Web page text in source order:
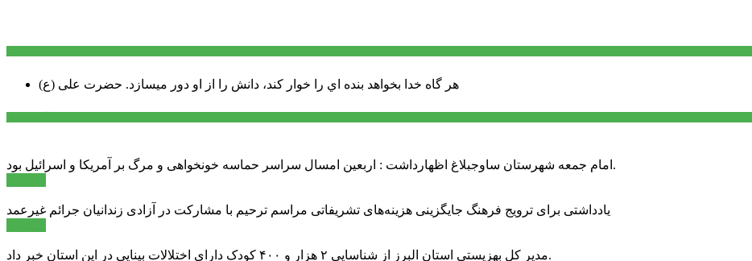
هر گاه خدا بخواهد بنده اي را خوار كند، دانش را از او دور میسازد. حضرت علی (ع)
امام جمعه شهرستان ساوجبلاغ اظهارداشت : اربعین امسال سراسر حماسه خونخواهی و مرگ بر آمریکا و اسرائیل بود.
یادداشتی برای ترویج فرهنگ جایگزینی هزینه‌های تشریفاتی مراسم ترحیم با مشارکت در آزادی زندانیان جرائم غیرعمد
مدیر کل بهزیستی استان البرز از شناسایی ۲ هزار و ۴۰۰ کودک دارای اختلالات بینایی در این استان خبر داد.